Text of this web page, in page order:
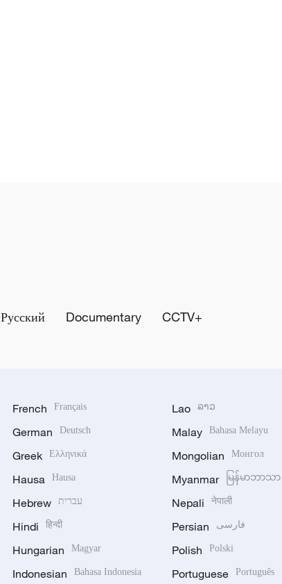
Русский Documentary CCTV+
French Français
German Deutsch
Greek Ελληνικά
Hausa Hausa
Hebrew עברית
Hindi हिन्दी
Hungarian Magyar
Indonesian Bahasa Indonesia
Lao ລາວ
Malay Bahasa Melayu
Mongolian Монгол
Myanmar မြန်မာဘာသာ
Nepali नेपाली
Persian فارسی
Polish Polski
Portuguese Português